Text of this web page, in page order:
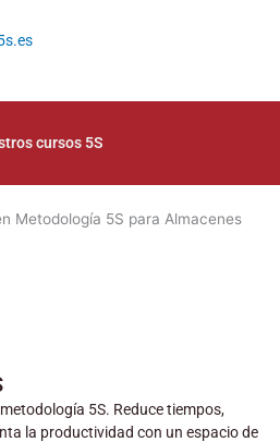
cursos 5S
5S. Reduce tiempos,
la productividad con un espacio de